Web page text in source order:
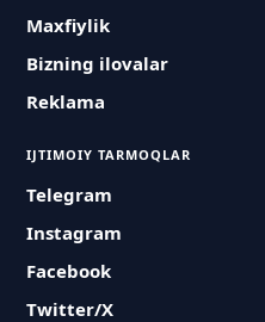
Maxfiylik
Bizning ilovalar
Reklama
IJTIMOIY TARMOQLAR
Telegram
Instagram
Facebook
Twitter/X